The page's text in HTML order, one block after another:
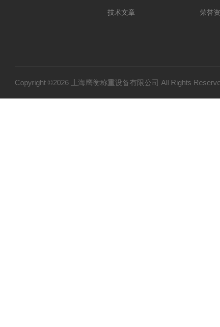
技术文章 荣誉
Copyright ©2026 上海鹰衡称重设备有限公司 All Rights